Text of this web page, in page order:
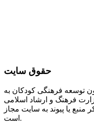
حقوق سایت
توسعه فرهنگی کودکان به
از وزارت فرهنگ و ارشاد اسلامی
یا پیوند به سایت مجاز
است.